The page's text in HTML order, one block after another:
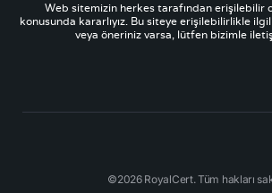
Web sitemizin herkes tarafından erişilebilir
konusunda kararlıyız. Bu siteye erişilebilirlikle
veya öneriniz varsa, lütfen bizimle
©2026 RoyalCert. Tüm hakları